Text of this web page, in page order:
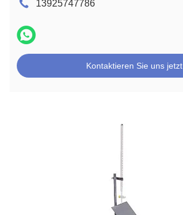
13925747786
Kontaktieren Sie uns jetzt